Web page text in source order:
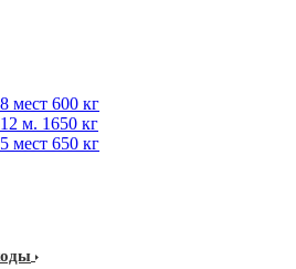
мест 600 кг
м. 1650 кг
мест 650 кг